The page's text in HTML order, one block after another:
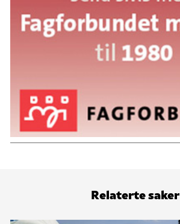
Relaterte saker